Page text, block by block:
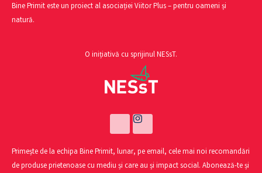
Bine Primit este un proiect al asociației Viitor Plus – pentru oameni și
natură.
O inițiativă cu sprijinul NESsT.
Primește de la echipa Bine Primit, lunar, pe email, cele mai noi recomandări
de produse prietenoase cu mediu și care au și impact social. Abonează-te și